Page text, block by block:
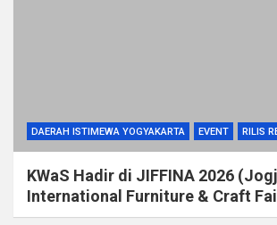
DAERAH ISTIMEWA YOGYAKARTA EVENT RILIS
KWaS Hadir di JIFFINA 2026
International Furniture & Craft